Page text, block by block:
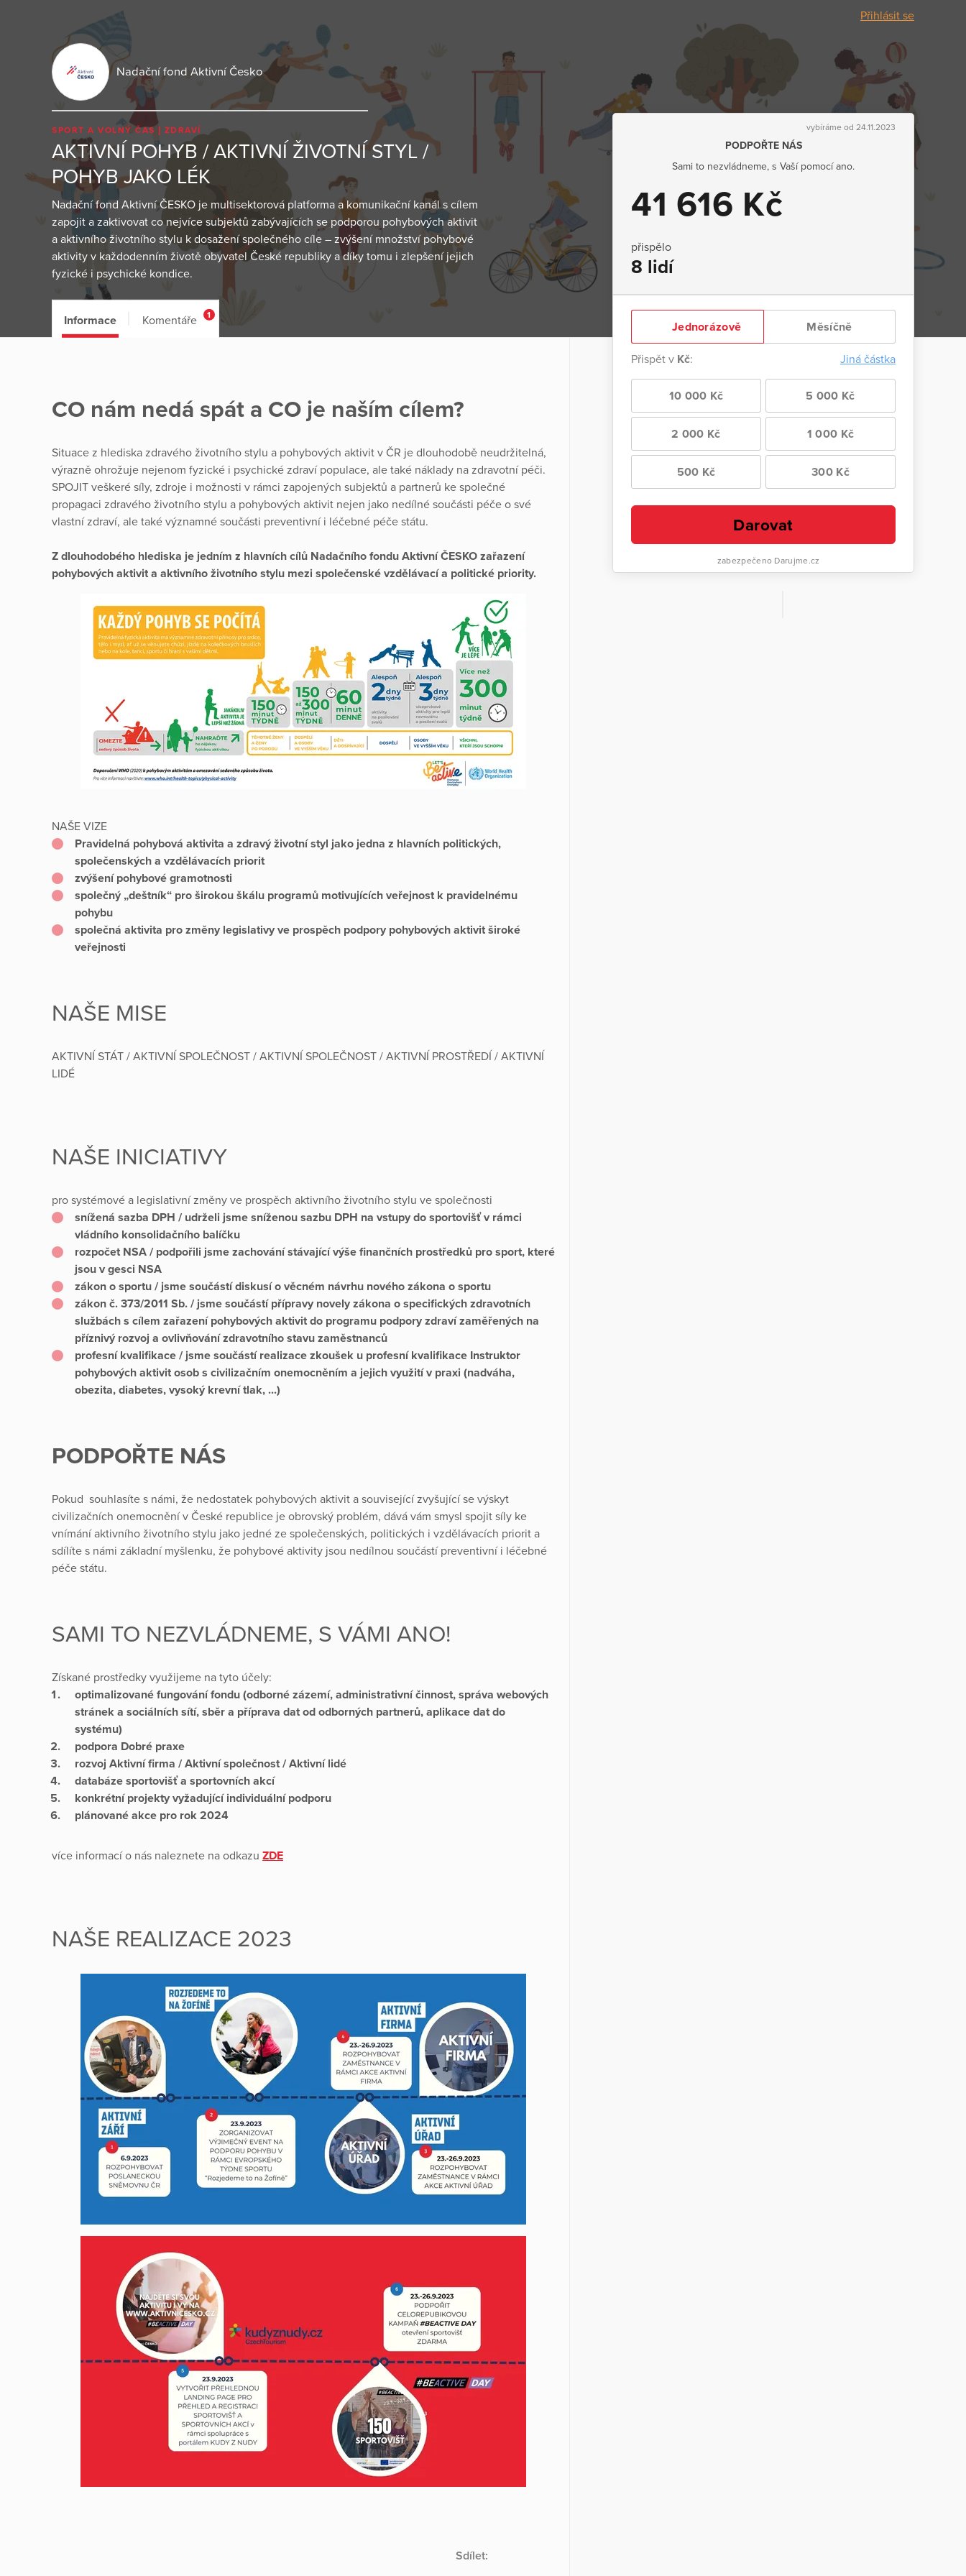
Přihlásit se
Nadační fond Aktivní Česko
SPORT A VOLNÝ ČAS ZDRAVÍ
AKTIVNÍ POHYB / AKTIVNÍ ŽIVOTNÍ STYL /
POHYB JAKO LÉK
Nadační fond Aktivní ČESKO je multisektorová platforma a komunikační kanál s cílem
zapojit a zaktivovat co nejvíce subjektů zabývajících se podporou pohybových aktivit
a aktivního životního stylu k dosažení společného cíle – zvýšení množství pohybové
aktivity v každodenním životě obyvatel České republiky a díky tomu i zlepšení jejich
fyzické i psychické kondice.
vybíráme od 24.11.2023
PODPOŘTE NÁS
Sami to nezvládneme, s Vaší pomocí ano.
41 616 Kč
přispělo
8 lidí
Jednorázově Měsíčně
Přispět v Kč: Jiná částka
10 000 Kč 5 000 Kč
2 000 Kč 1 000 Kč
500 Kč 300 Kč
Darovat
zabezpečeno Darujme.cz
Informace Komentáře 1
CO nám nedá spát a CO je naším cílem?
Situace z hlediska zdravého životního stylu a pohybových aktivit v ČR je dlouhodobě neudržitelná,
výrazně ohrožuje nejenom fyzické i psychické zdraví populace, ale také náklady na zdravotní péči.
SPOJIT veškeré síly, zdroje i možnosti v rámci zapojených subjektů a partnerů ke společné
propagaci zdravého životního stylu a pohybových aktivit nejen jako nedílné součásti péče o své
vlastní zdraví, ale také významné součásti preventivní i léčebné péče státu.
Z dlouhodobého hlediska je jedním z hlavních cílů Nadačního fondu Aktivní ČESKO zařazení
pohybových aktivit a aktivního životního stylu mezi společenské vzdělávací a politické priority.
NAŠE VIZE
Pravidelná pohybová aktivita a zdravý životní styl jako jedna z hlavních politických,
společenských a vzdělávacích priorit
zvýšení pohybové gramotnosti
společný „deštník“ pro širokou škálu programů motivujících veřejnost k pravidelnému
pohybu
společná aktivita pro změny legislativy ve prospěch podpory pohybových aktivit široké
veřejnosti
NAŠE MISE
AKTIVNÍ STÁT / AKTIVNÍ SPOLEČNOST / AKTIVNÍ SPOLEČNOST / AKTIVNÍ PROSTŘEDÍ / AKTIVNÍ
LIDÉ
NAŠE INICIATIVY
pro systémové a legislativní změny ve prospěch aktivního životního stylu ve společnosti
snížená sazba DPH / udrželi jsme sníženou sazbu DPH na vstupy do sportovišť v rámci
vládního konsolidačního balíčku
rozpočet NSA / podpořili jsme zachování stávající výše finančních prostředků pro sport, které
jsou v gesci NSA
zákon o sportu / jsme součástí diskusí o věcném návrhu nového zákona o sportu
zákon č. 373/2011 Sb. / jsme součástí přípravy novely zákona o specifických zdravotních
službách s cílem zařazení pohybových aktivit do programu podpory zdraví zaměřených na
příznivý rozvoj a ovlivňování zdravotního stavu zaměstnanců
profesní kvalifikace / jsme součástí realizace zkoušek u profesní kvalifikace Instruktor
pohybových aktivit osob s civilizačním onemocněním a jejich využití v praxi (nadváha,
obezita, diabetes, vysoký krevní tlak, ...)
PODPOŘTE NÁS
Pokud souhlasíte s námi, že nedostatek pohybových aktivit a související zvyšující se výskyt
civilizačních onemocnění v České republice je obrovský problém, dává vám smysl spojit síly ke
vnímání aktivního životního stylu jako jedné ze společenských, politických i vzdělávacích priorit a
sdílíte s námi základní myšlenku, že pohybové aktivity jsou nedílnou součástí preventivní i léčebné
péče státu.
SAMI TO NEZVLÁDNEME, S VÁMI ANO!
Získané prostředky využijeme na tyto účely:
optimalizované fungování fondu (odborné zázemí, administrativní činnost, správa webových
stránek a sociálních sítí, sběr a příprava dat od odborných partnerů, aplikace dat do
systému)
podpora Dobré praxe
rozvoj Aktivní firma / Aktivní společnost / Aktivní lidé
databáze sportovišť a sportovních akcí
konkrétní projekty vyžadující individuální podporu
plánované akce pro rok 2024
více informací o nás naleznete na odkazu ZDE
NAŠE REALIZACE 2023
Sdílet: